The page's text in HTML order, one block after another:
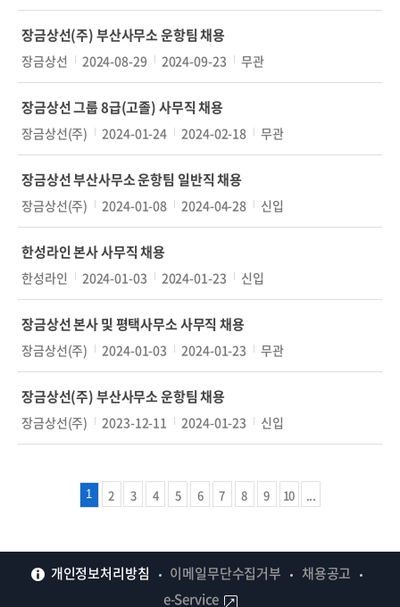
장금상선(주) 부산사무소 운항팀 채용
장금상선 2024-08-29 2024-09-23 무관
장금상선 그룹 8급(고졸) 사무직 채용
장금상선(주) 2024-01-24 2024-02-18 무관
장금상선 부산사무소 운항팀 일반직 채용
장금상선(주) 2024-01-08 2024-04-28 신입
한성라인 본사 사무직 채용
한성라인 2024-01-03 2024-01-23 신입
장금상선 본사 및 평택사무소 사무직 채용
장금상선(주) 2024-01-03 2024-01-23 무관
장금상선(주) 부산사무소 운항팀 채용
장금상선(주) 2023-12-11 2024-01-23 신입
1 2 3 4 5 6 7 8 9 10 ...
개인정보처리방침 이메일무단수집거부
채용공고
e-Service